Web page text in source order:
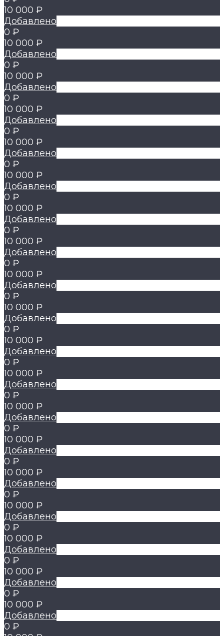
10 000 ₽
Добавлено
0 ₽
10 000 ₽
Добавлено
0 ₽
10 000 ₽
Добавлено
0 ₽
10 000 ₽
Добавлено
0 ₽
10 000 ₽
Добавлено
0 ₽
10 000 ₽
Добавлено
0 ₽
10 000 ₽
Добавлено
0 ₽
10 000 ₽
Добавлено
0 ₽
10 000 ₽
Добавлено
0 ₽
10 000 ₽
Добавлено
0 ₽
10 000 ₽
Добавлено
0 ₽
10 000 ₽
Добавлено
0 ₽
10 000 ₽
Добавлено
0 ₽
10 000 ₽
Добавлено
0 ₽
10 000 ₽
Добавлено
0 ₽
10 000 ₽
Добавлено
0 ₽
10 000 ₽
Добавлено
0 ₽
10 000 ₽
Добавлено
0 ₽
10 000 ₽
Добавлено
0 ₽